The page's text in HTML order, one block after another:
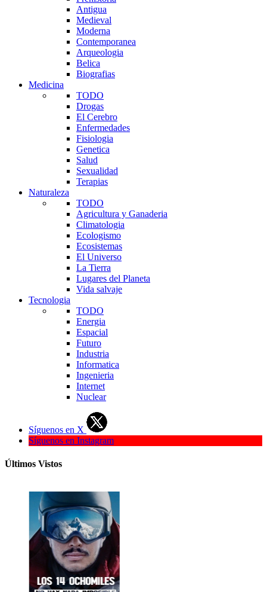
Antigua
Medieval
Moderna
Contemporanea
Arqueologia
Belica
Biografias
Medicina
TODO
Drogas
El Cerebro
Enfermedades
Fisiologia
Genetica
Salud
Sexualidad
Terapias
Naturaleza
TODO
Agricultura y Ganaderia
Climatologia
Ecologismo
Ecosistemas
El Universo
La Tierra
Lugares del Planeta
Vida salvaje
Tecnologia
TODO
Energia
Espacial
Futuro
Industria
Informatica
Ingenieria
Internet
Nuclear
Síguenos en X
Síguenos en Instagram
Últimos Vistos